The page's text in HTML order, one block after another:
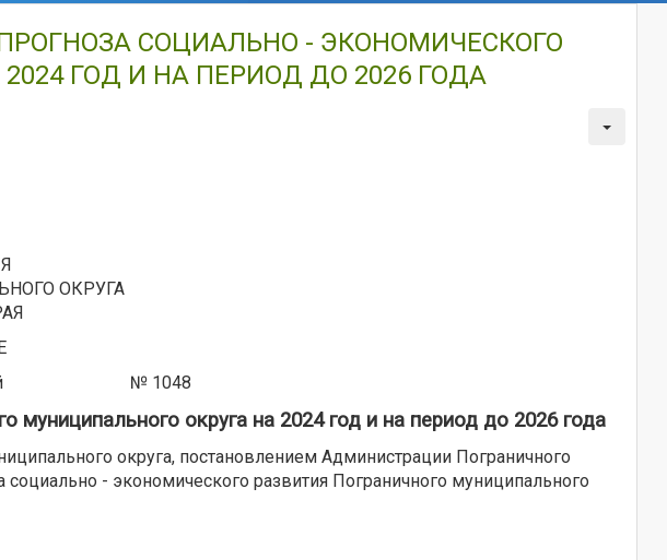
СОЦИАЛЬНО - ЭКОНОМИЧЕСКОГО
ГОД И НА ПЕРИОД ДО 2026 ГОДА
ОКРУГА
№ 1048
муниципального округа на 2024 год и на период до 2026 года
округа, постановлением Администрации Пограничного
- экономического развития Пограничного муниципального